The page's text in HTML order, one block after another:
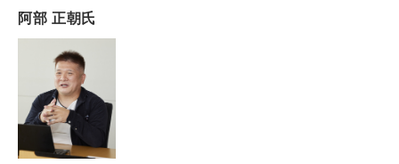
阿部 正朝氏